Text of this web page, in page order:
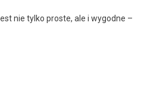
nie tylko proste, ale i wygodne –